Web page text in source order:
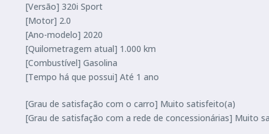
[Versão] 320i Sport
[Motor] 2.0
[Ano-modelo] 2020
[Quilometragem atual] 1.000 km
[Combustível] Gasolina
[Tempo há que possui] Até 1 ano
[Grau de satisfação com o carro] Muito satisfeito(a)
[Grau de satisfação com a rede de concessionárias] Muito